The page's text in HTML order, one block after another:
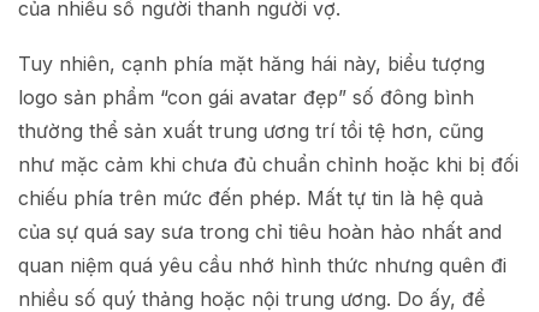
của nhiều số người thanh người vợ.
Tuy nhiên, cạnh phía mặt hăng hái này, biểu tượng
logo sản phẩm “con gái avatar đẹp” số đông bình
thường thể sản xuất trung ương trí tồi tệ hơn, cũng
như mặc cảm khi chưa đủ chuẩn chỉnh hoặc khi bị đối
chiếu phía trên mức đến phép. Mất tự tin là hệ quả
của sự quá say sưa trong chỉ tiêu hoàn hảo nhất and
quan niệm quá yêu cầu nhớ hình thức nhưng quên đi
nhiều số quý thảng hoặc nội trung ương. Do ấy, để